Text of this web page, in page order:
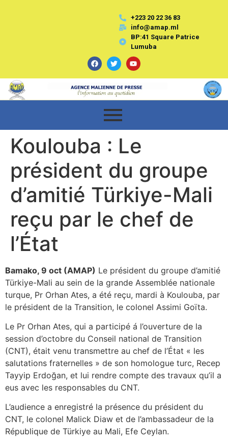
+223 20 22 36 83
info@amap.ml
BP:41 Square Patrice
Lumuba
Koulouba : Le
président du groupe
d’amitié Türkiye-Mali
reçu par le chef de
l’État
Bamako, 9 oct (AMAP) Le président du groupe d’amitié
Türkiye-Mali au sein de la grande Assemblée nationale
turque, Pr Orhan Ates, a été reçu, mardi à Koulouba, par
le président de la Transition, le colonel Assimi Goïta.
Le Pr Orhan Ates, qui a participé á l’ouverture de la
session d’octobre du Conseil national de Transition
(CNT), était venu transmettre au chef de l’État « les
salutations fraternelles » de son homologue turc, Recep
Tayyip Erdoğan, et lui rendre compte des travaux qu’il a
eus avec les responsables du CNT.
L’audience a enregistré la présence du président du
CNT, le colonel Malick Diaw et de l’ambassadeur de la
République de Türkiye au Mali, Efe Ceylan.